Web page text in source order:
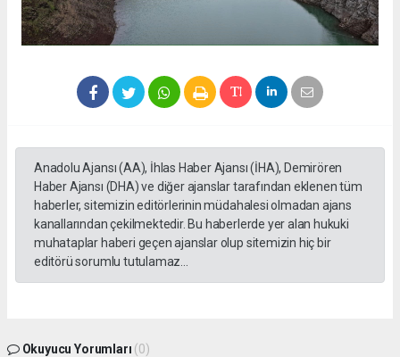
Anadolu Ajansı (AA), İhlas Haber Ajansı (İHA), Demirören
Haber Ajansı (DHA) ve diğer ajanslar tarafından eklenen tüm
haberler, sitemizin editörlerinin müdahalesi olmadan ajans
kanallarından çekilmektedir. Bu haberlerde yer alan hukuki
muhataplar haberi geçen ajanslar olup sitemizin hiç bir
editörü sorumlu tutulamaz...
Okuyucu Yorumları (0)